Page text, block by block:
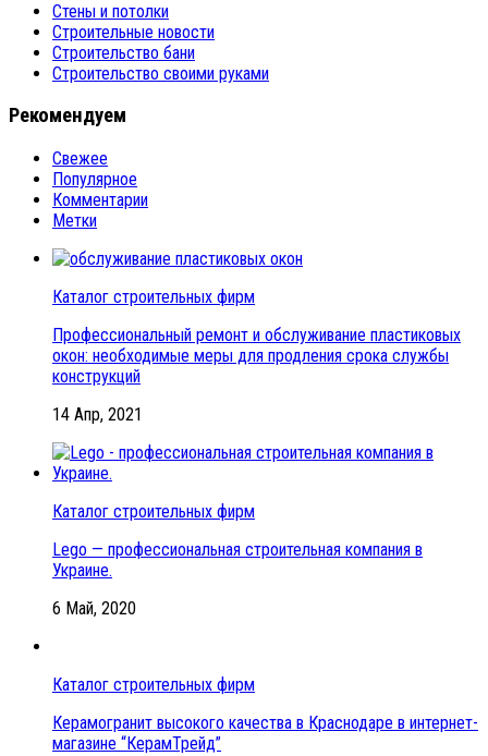
Стены и потолки
Строительные новости
Строительство бани
Строительство своими руками
Рекомендуем
Свежее
Популярное
Комментарии
Метки
Каталог строительных фирм
Профессиональный ремонт и обслуживание пластиковых
окон: необходимые меры для продления срока службы
конструкций
14 Апр, 2021
Каталог строительных фирм
Lego — профессиональная строительная компания в
Украине.
6 Май, 2020
Каталог строительных фирм
Керамогранит высокого качества в Краснодаре в интернет-
магазине “КерамТрейд”